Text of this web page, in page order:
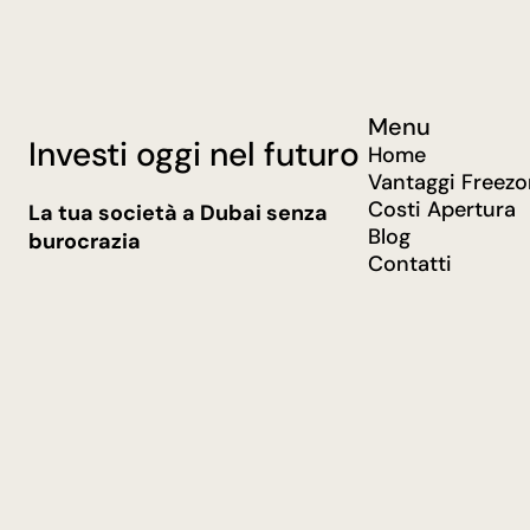
Investi oggi nel futuro
La tua società a Dubai senza
burocrazia
Menu
Home
Vantaggi
Costi Apertura
Blog
Contatti